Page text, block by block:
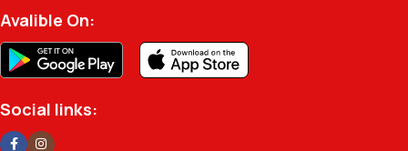
Avalible On:
Social links: